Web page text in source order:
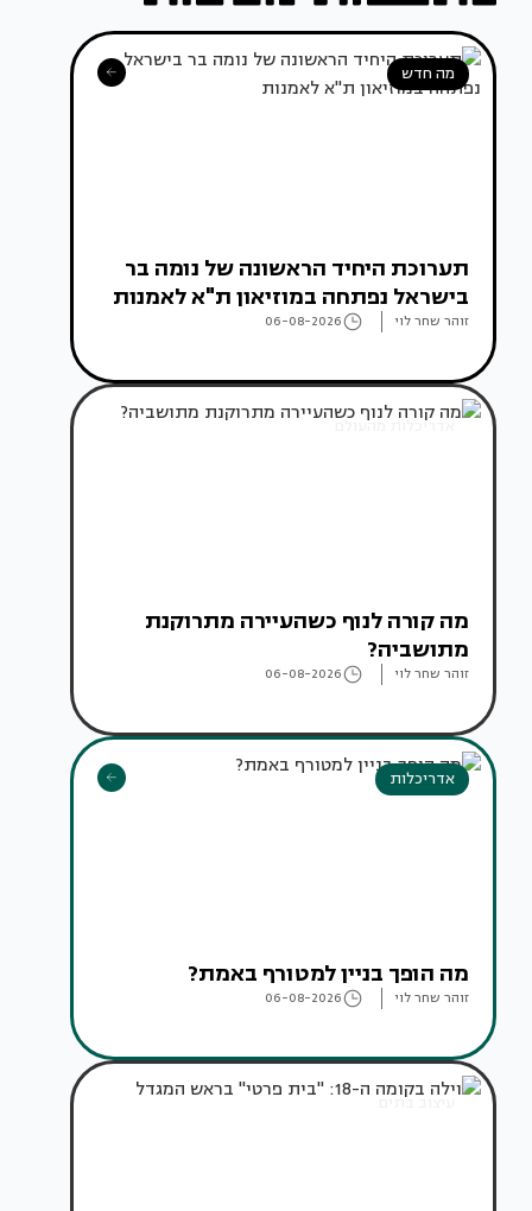
מה חדש
תערוכת היחיד הראשונה של נומה בר
בישראל נפתחה במוזיאון ת"א לאמנות
זוהר שחר לוי 06-08-2026
אדריכלות מהעולם
מה קורה לנוף כשהעיירה מתרוקנת
מתושביה?
זוהר שחר לוי 06-08-2026
אדריכלות
מה הופך בניין למטורף באמת?
זוהר שחר לוי 06-08-2026
עיצוב בתים